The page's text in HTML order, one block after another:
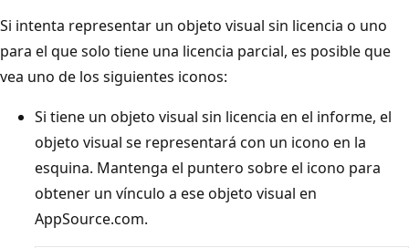
Si intenta representar un objeto visual sin licencia o uno
para el que solo tiene una licencia parcial, es posible que
vea uno de los siguientes iconos:
Si tiene un objeto visual sin licencia en el informe, el
objeto visual se representará con un icono en la
esquina. Mantenga el puntero sobre el icono para
obtener un vínculo a ese objeto visual en
AppSource.com.